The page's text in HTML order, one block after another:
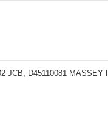
JCB, D45110081